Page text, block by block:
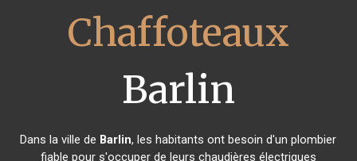
Chaffoteaux
Barlin
Dans la ville de Barlin, les habitants ont besoin d'un plombier
fiable pour s'occuper de leurs chaudières électriques